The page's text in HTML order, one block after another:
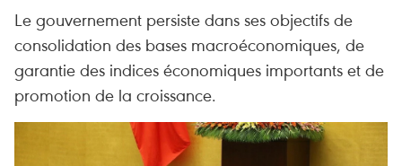
Le gouvernement persiste dans ses objectifs de
consolidation des bases macroéconomiques, de
garantie des indices économiques importants et de
promotion de la croissance.